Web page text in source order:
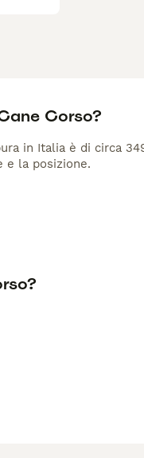
Corso?
in Italia è di circa
e la posizione.